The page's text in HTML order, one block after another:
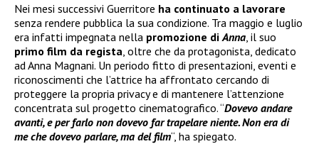
Nei mesi successivi Guerritore ha continuato a lavorare
senza rendere pubblica la sua condizione. Tra maggio e luglio
era infatti impegnata nella promozione di Anna , il suo
primo film da regista , oltre che da protagonista, dedicato
ad Anna Magnani. Un periodo fitto di presentazioni, eventi e
riconoscimenti che l’attrice ha affrontato cercando di
proteggere la propria privacy e di mantenere l’attenzione
concentrata sul progetto cinematografico. “Dovevo andare
avanti, e per farlo non dovevo far trapelare niente. Non era di
me che dovevo parlare, ma del film“, ha spiegato.